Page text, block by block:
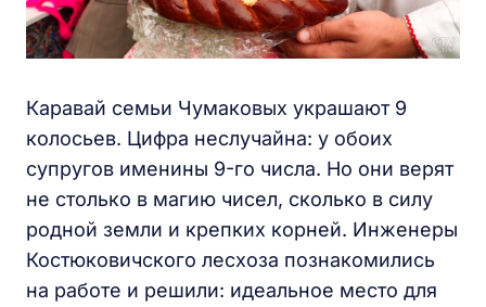
Каравай семьи Чумаковых украшают 9
колосьев. Цифра неслучайна: у обоих
супругов именины 9-го числа. Но они верят
не столько в магию чисел, сколько в силу
родной земли и крепких корней. Инженеры
Костюковичского лесхоза познакомились
на работе и решили: идеальное место для